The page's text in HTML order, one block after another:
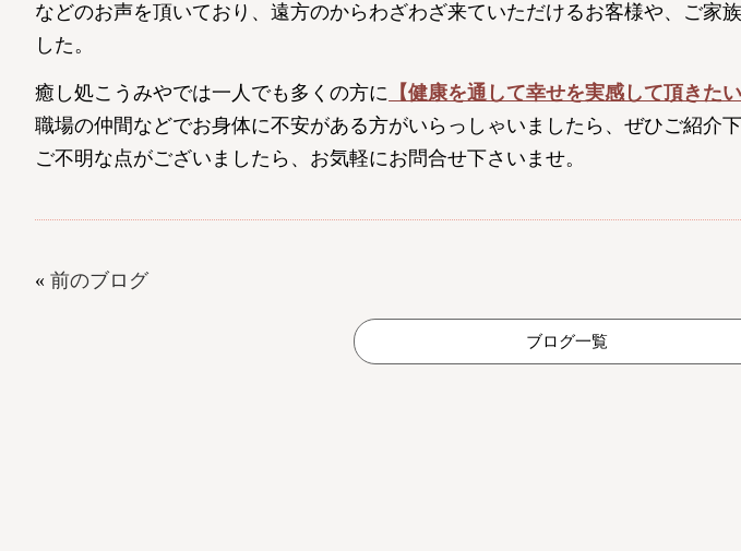
などのお声を頂いており、遠方のからわざわざ来ていただけるお客様や、ご家
した。
癒し処こうみやでは一人でも多くの方に 【健康を通して幸せを実感して頂きたい
職場の仲間などでお身体に不安がある方がいらっしゃいましたら、ぜひご紹介下
ご不明な点がございましたら、お気軽にお問合せ下さいませ。
« 前のブログ
ブログ一覧